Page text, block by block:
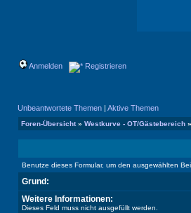
Anmelden Registrieren
Unbeantwortete Themen | Aktive Themen
Foren-Übersicht» Westkurve - OT/Gästebereich »
Benutze dieses Formular, um den ausgewählten
Grund:
Weitere Informationen:
Dieses Feld muss nicht ausgefüllt werden.